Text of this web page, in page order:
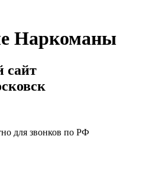
Наркоманы
сайт
для звонков по РФ